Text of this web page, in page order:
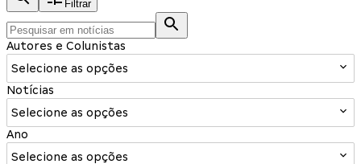
Filtrar
Autores e Colunistas
Selecione as opções
Notícias
Selecione as opções
Ano
Selecione as opções